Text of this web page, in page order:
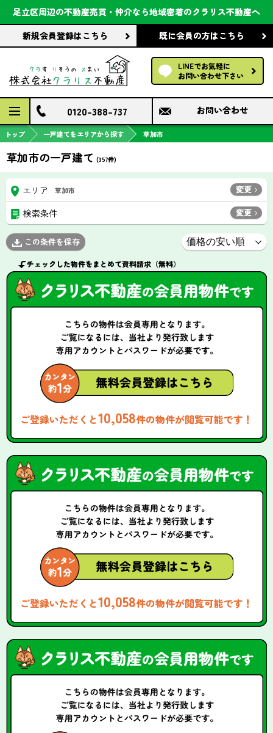
足立区周辺の不動産売買・仲介なら地域密着のクラリス不動産へ
新規会員登録はこちら 既に会員の方はこちら
LINEでお気軽に
お問い合わせ下さい
会社案内
前回の履歴で探す
保存した条件で探す
検討中の物件
0120-388-737 お問い合わせ
トップ 一戸建てをエリアから探す 草加市
草加市の一戸建て (357件)
エリア 草加市 変更
検索条件 変更
この条件を保存
チェックした物件をまとめて資料請求（無料）
ご登録いただくと10,058件の物件が閲覧可能です！
ご登録いただくと10,058件の物件が閲覧可能です！